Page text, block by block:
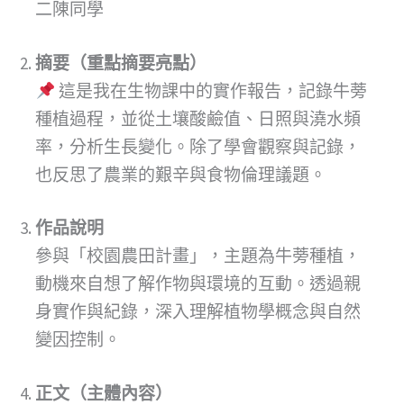
二陳同學
摘要（重點摘要亮點）
這是我在生物課中的實作報告，記錄牛蒡
種植過程，並從土壤酸鹼值、日照與澆水頻
率，分析生長變化。除了學會觀察與記錄，
也反思了農業的艱辛與食物倫理議題。
作品說明
參與「校園農田計畫」，主題為牛蒡種植，
動機來自想了解作物與環境的互動。透過親
身實作與紀錄，深入理解植物學概念與自然
變因控制。
正文（主體內容）